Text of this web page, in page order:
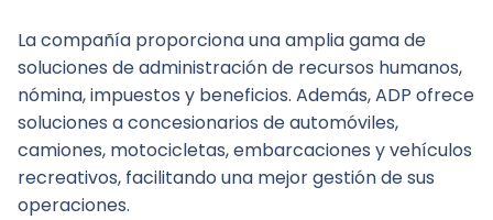
La compañía proporciona una amplia gama de
soluciones de administración de recursos humanos,
nómina, impuestos y beneficios. Además, ADP ofrece
soluciones a concesionarios de automóviles,
camiones, motocicletas, embarcaciones y vehículos
recreativos, facilitando una mejor gestión de sus
operaciones.